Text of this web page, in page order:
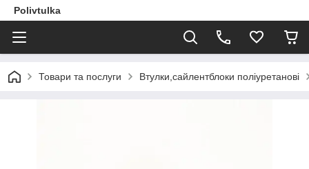
Polivtulka
Товари та послуги Втулки,сайлентблоки поліуретанові